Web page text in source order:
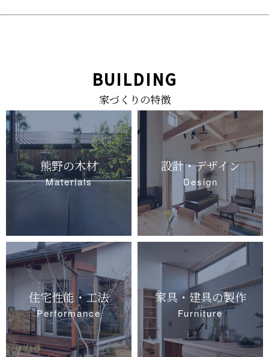
BUILDING
家づくりの特徴
熊野の木材
Materials
設計・デザイン
Design
住宅性能・工法
Performance
家具・建具の製作
Furniture